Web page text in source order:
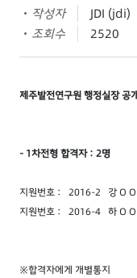
작성자
JDI (jdi)
조회수
2520
제주발전연구원 행정실장 공
- 1차전형 합격자 : 2명
지원번호 : 2016-2 강 O O
지원번호 : 2016-4 하 O O
※합격자에게 개별통지